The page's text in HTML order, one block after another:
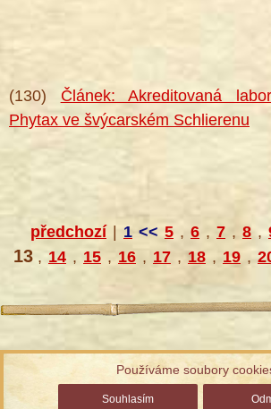
Používáme soubory
Souhlasím
(130) Článek: Akreditovaná
Phytax ve švýcarském Schlierenu
předchozí | 1 << 5 , 6 , 7 , 8 ,
13 , 14 , 15 , 16 , 17 , 18 , 19 ,
Informace ke zpracování
Správa cookies| Chráněno službou
soukromí a smluvní